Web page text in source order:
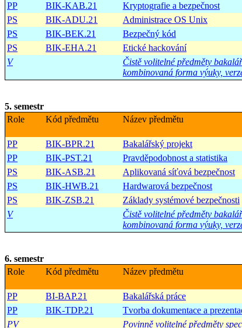
PP
BIK-KAB.21 Kryptografie a bezpečnost
PS
BIK-ADU.21 Administrace OS Unix
PS
BIK-BEK.21 Bezpečný kód
PS
BIK-EHA.21 Etické hackování
V
Čistě volitelné předměty
kombinovaná forma výuky,
5. semestr
Role
Kód předmětu Název předmětu
PP BIK-BPR.21 Bakalářský projekt
PP
BIK-PST.21 Pravděpodobnost a statistika
PS
BIK-ASB.21 Aplikovaná síťová bezpečnost
PS
BIK-HWB.21 Hardwarová bezpečnost
PS
BIK-ZSB.21 Základy systémové bezpečnosti
V
Čistě volitelné předměty
kombinovaná forma výuky,
6. semestr
Role
Kód předmětu Název předmětu
PP BI-BAP.21 Bakalářská práce
PP
BIK-TDP.21 Tvorba dokumentace a
PV
Povinně volitelné předměty